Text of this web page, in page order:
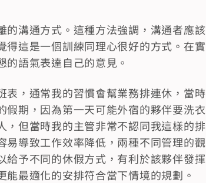
的溝通方式。這種方法強調，溝通者應該
這是一個訓練同理心很好的方式。在實
語氣表達自己的意見。
，通常我的習慣會幫業務排連休，當時
期，因為第一天可能外宿的夥伴要洗衣
但當時我的主管非常不認同我這樣的排
導致工作效率降低，兩種不同管理的觀
予不同的休假方式，有利於該夥伴發揮
最適化的安排符合當下情境的規劃。